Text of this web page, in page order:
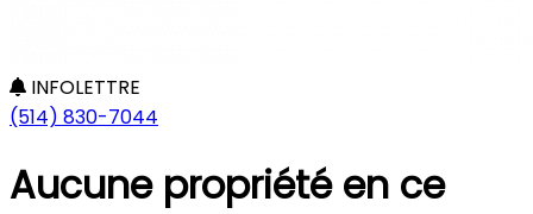
INFOLETTRE
(514) 830-7044
Aucune propriété en ce